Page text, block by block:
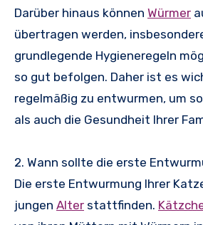
Darüber hinaus können Würmer
übertragen werden,
grundlegende Hygieneregeln
so gut befolgen. Daher ist es
regelmäßig zu entwurmen, um
als auch die Gesundheit Ihrer
2. Wann sollte die erste
Die erste Entwurmung Ihrer
jungen Alter stattfinden.